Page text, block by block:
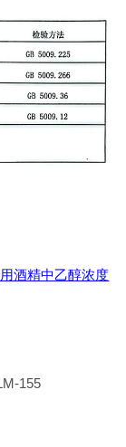
酒精中乙醇浓度
155